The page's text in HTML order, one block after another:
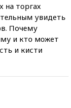
на торгах
увидеть
Почему
и кто может
и кисти